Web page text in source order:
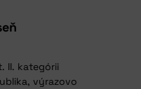
II. kategórii
výrazovo